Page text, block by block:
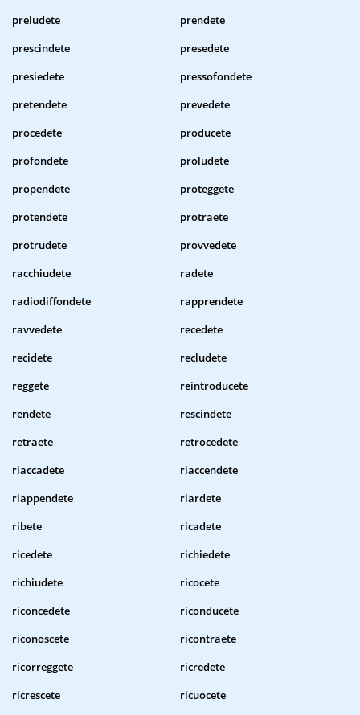
preludete
prendete
prescindete
presedete
presiedete
pressofondete
pretendete
prevedete
procedete
producete
profondete
proludete
propendete
proteggete
protendete
protraete
protrudete
provvedete
racchiudete
radete
radiodiffondete
rapprendete
ravvedete
recedete
recidete
recludete
reggete
reintroducete
rendete
rescindete
retraete
retrocedete
riaccadete
riaccendete
riappendete
riardete
ribete
ricadete
ricedete
richiedete
richiudete
ricocete
riconcedete
riconducete
riconoscete
ricontraete
ricorreggete
ricredete
ricrescete
ricuocete